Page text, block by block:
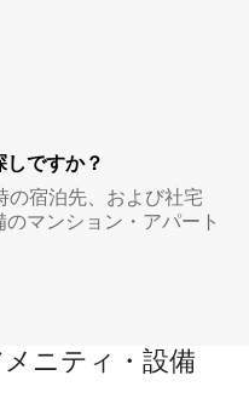
ですか？
宿泊先、および社宅
マンション・アパート
ニティ・設備